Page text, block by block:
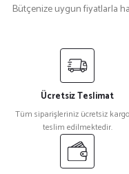
Bütçenize uygun fiyatlarla
Marc Jacobs 488/N/S Logolu
₺ 15.090
Palm Angels Angel Peri001
Ücretsiz Teslimat
Tüm siparişleriniz ücretsiz
teslim edilmektedir.